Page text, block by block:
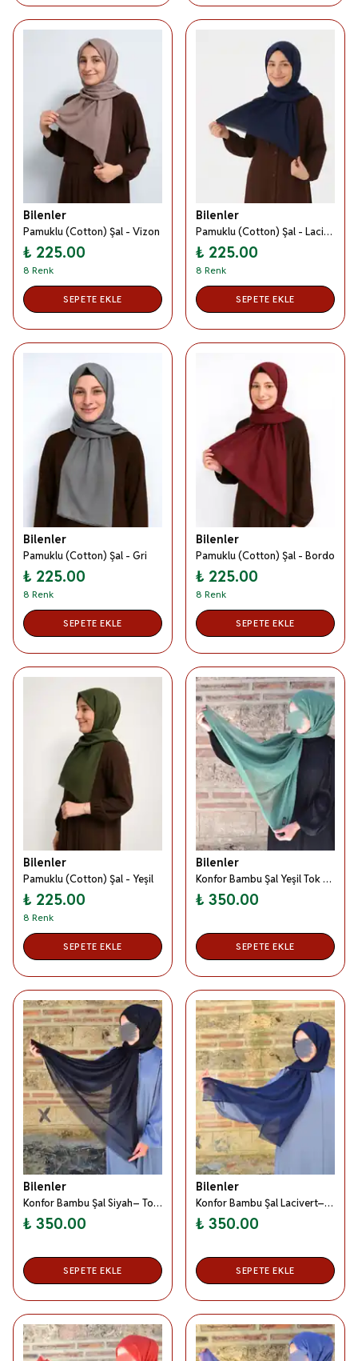
Bilenler
Pamuklu (Cotton) Şal - Vizon
₺ 225.00
8 Renk
SEPETE EKLE
Bilenler
Pamuklu (Cotton) Şal - Lacivert
₺ 225.00
8 Renk
SEPETE EKLE
Bilenler
Pamuklu (Cotton) Şal - Gri
₺ 225.00
8 Renk
SEPETE EKLE
Bilenler
Pamuklu (Cotton) Şal - Bordo
₺ 225.00
8 Renk
SEPETE EKLE
Bilenler
Pamuklu (Cotton) Şal - Yeşil
₺ 225.00
8 Renk
SEPETE EKLE
Bilenler
Konfor Bambu Şal Yeşil Tok Duruşlu, Kaymaz
₺ 350.00
SEPETE EKLE
Bilenler
Konfor Bambu Şal Siyah– Tok Duruşlu, Kaymaz
₺ 350.00
SEPETE EKLE
Bilenler
Konfor Bambu Şal Lacivert– Tok Duruşlu, Kaymaz
₺ 350.00
SEPETE EKLE